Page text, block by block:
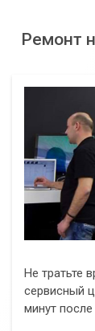
Ремонт
Не тратьте
сервисный
минут после